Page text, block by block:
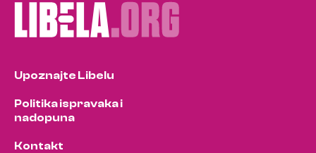
Upoznajte Libelu
Politika ispravaka i
nadopuna
Kontakt